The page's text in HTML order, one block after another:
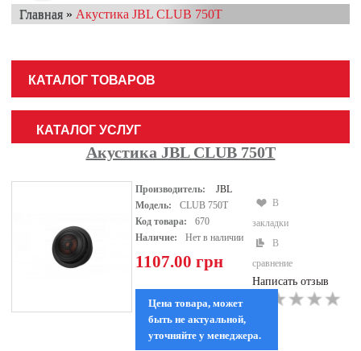
НАВИГАТОРЫ
ПАРКОВОЧНЫЕ СИСТЕМЫ
ТОНИРОВАНИЕ / БРОНИРОВАНИЕ
Главная » Акустика JBL CLUB 750T
КАТАЛОГ ТОВАРОВ
КАТАЛОГ УСЛУГ
Акустика JBL CLUB 750T
Производитель:
JBL
Модель:
CLUB 750T
Код товара:
670
Наличие:
Нет в наличии
1107.00 грн
Цена товара, может
быть не актуальной,
уточняйте у менеджера.
В
закладки
В
сравнение
Написать отзыв